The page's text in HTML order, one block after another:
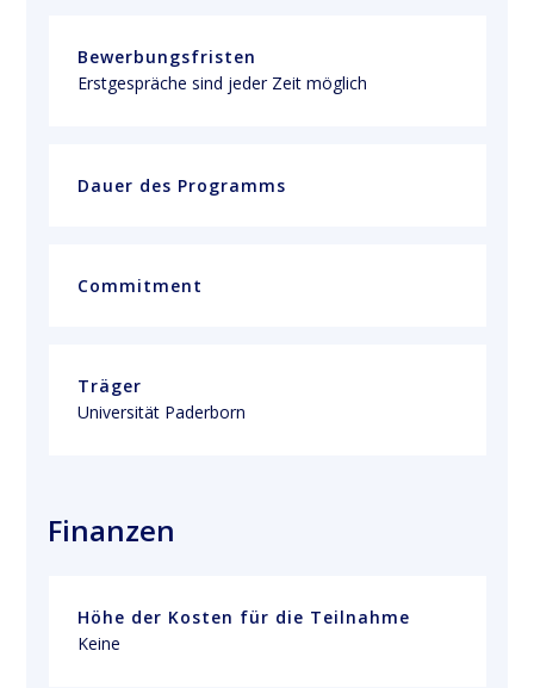
Bewerbungsfristen
Erstgespräche sind jeder Zeit möglich
Dauer des Programms
Commitment
Träger
Universität Paderborn
Finanzen
Höhe der Kosten für die Teilnahme
Keine